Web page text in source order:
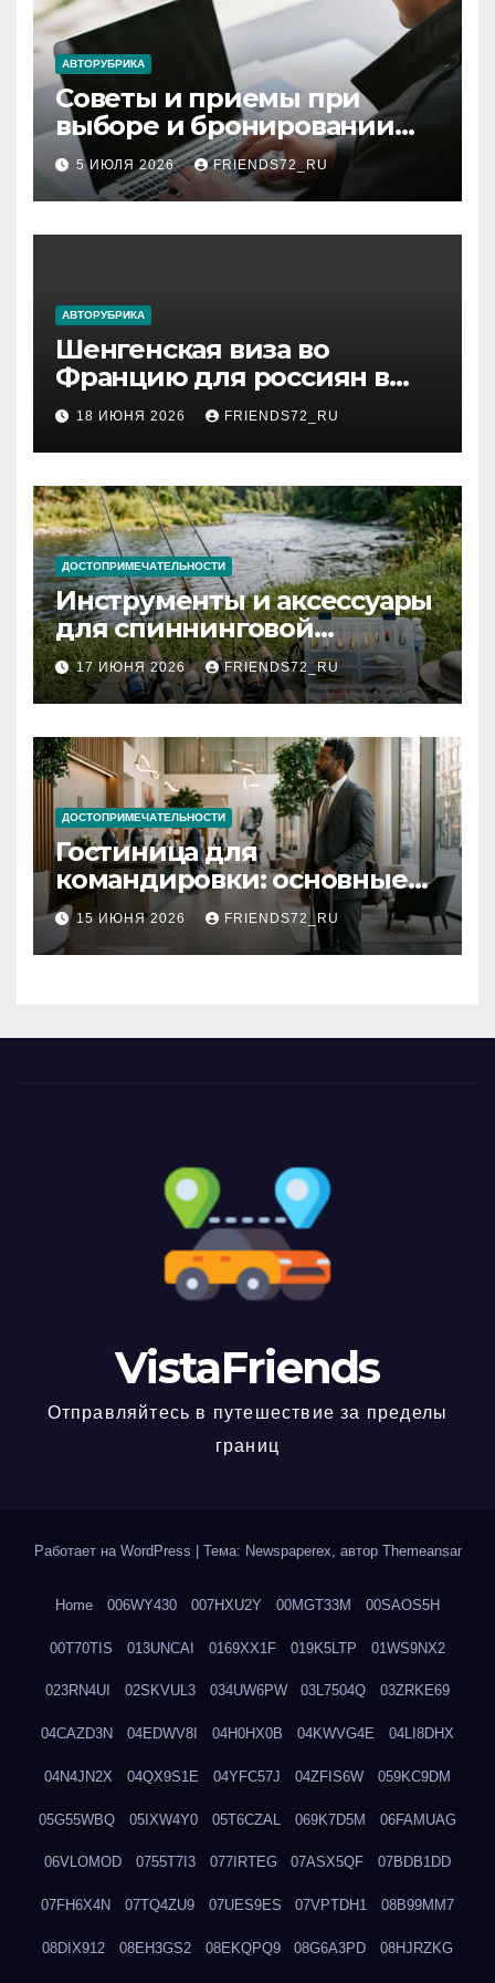
АВТОРУБРИКА
Советы и приемы при
выборе и бронировании
авиабилетов
5 ИЮЛЯ 2026 FRIENDS72_RU
АВТОРУБРИКА
Шенгенская виза во
Францию для россиян в
2026 году: сроки от 3 дней
и список необходимых
документов
18 ИЮНЯ 2026 FRIENDS72_RU
ДОСТОПРИМЕЧАТЕЛЬНОСТИ
Инструменты и аксессуары
для спиннинговой
рыбалки: назначение и
типы
17 ИЮНЯ 2026 FRIENDS72_RU
ДОСТОПРИМЕЧАТЕЛЬНОСТИ
Гостиница для
командировки: основные
критерии выбора
15 ИЮНЯ 2026 FRIENDS72_RU
VistaFriends
Отправляйтесь в путешествие за пределы
границ
Работает на WordPress Тема: Newspaperex, автор Themeansar
Home 006WY430 007HXU2Y 00MGT33M 00SAOS5H
00T70TIS 013UNCAI 0169XX1F 019K5LTP 01WS9NX2
023RN4UI 02SKVUL3 034UW6PW 03L7504Q 03ZRKE69
04CAZD3N 04EDWV8I 04H0HX0B 04KWVG4E 04LI8DHX
04N4JN2X 04QX9S1E 04YFC57J 04ZFIS6W 059KC9DM
05G55WBQ 05IXW4Y0 05T6CZAL 069K7D5M 06FAMUAG
06VLOMOD 0755T7I3 077IRTEG 07ASX5QF 07BDB1DD
07FH6X4N 07TQ4ZU9 07UES9ES 07VPTDH1 08B99MM7
08DIX912 08EH3GS2 08EKQPQ9 08G6A3PD 08HJRZKG